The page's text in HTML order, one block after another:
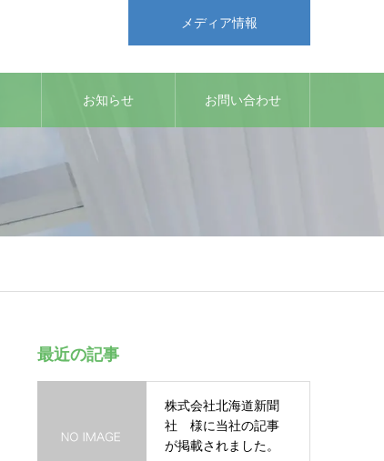
メディア情報
お知らせ お問い合わせ
最近の記事
株式会社北海道新聞
社 様に当社の記事
が掲載されました。